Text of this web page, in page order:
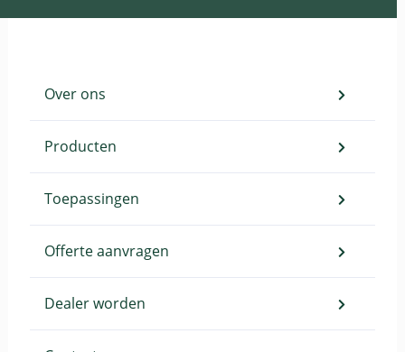
Over ons
Producten
Toepassingen
Offerte aanvragen
Dealer worden